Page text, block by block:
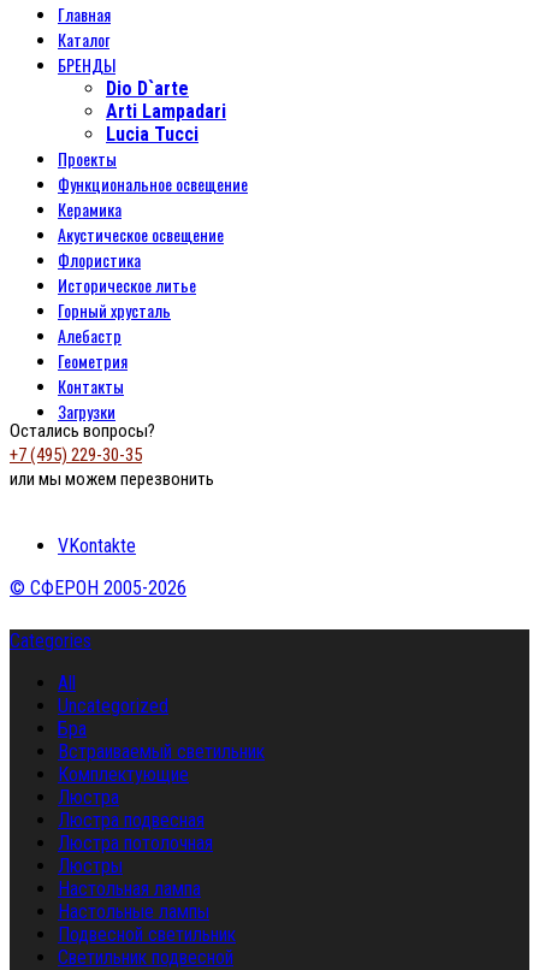
Главная
Каталог
БРЕНДЫ
Dio D`arte
Arti Lampadari
Lucia Tucci
Проекты
Функциональное освещение
Керамика
Акустическое освещение
Флористика
Историческое литье
Горный хрусталь
Алебастр
Геометрия
Контакты
Загрузки
Остались вопросы?
+7 (495) 229-30-35
или мы можем перезвонить
VKontakte
© СФЕРОН 2005-2026
Categories
All
Uncategorized
Бра
Встраиваемый светильник
Комплектующие
Люстра
Люстра подвесная
Люстра потолочная
Люстры
Настольная лампа
Настольные лампы
Подвесной светильник
Светильник подвесной